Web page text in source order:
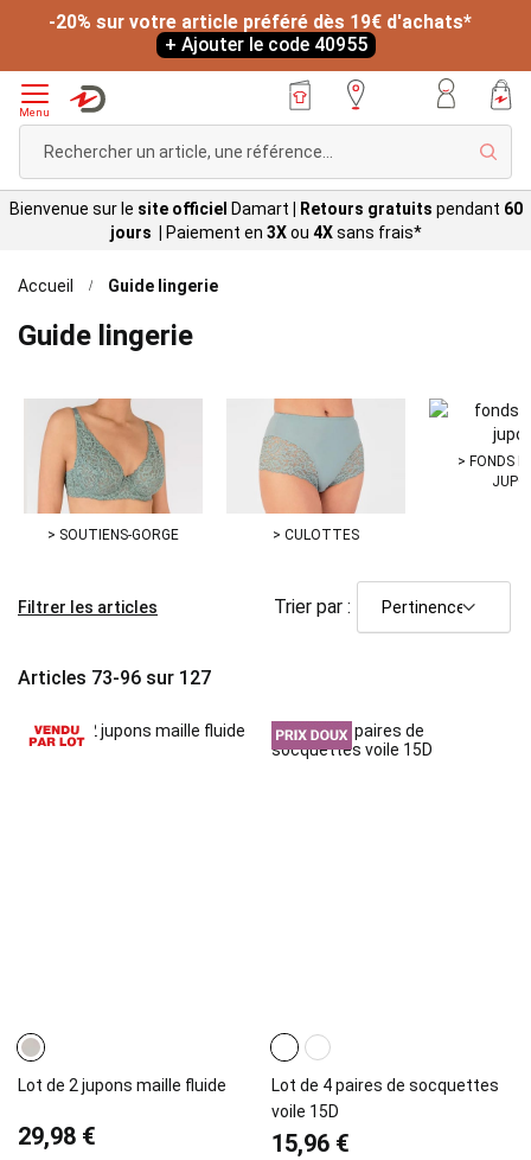
-20% sur votre article préféré dès 19€ d'achats*
+ Ajouter le code 40955
Menu
Bienvenue sur le site officiel Damart Retours gratuits pendant 60
jours |
Paiement en 3Xou 4Xsans frais*
Accueil Guide lingerie
Guide lingerie
> SOUTIENS-GORGE > CULOTTES
> FONDS
Articles 73-96 sur 127
Trier par :
Lot de 2 jupons maille fluide
29,98 €
Lot de 4 paires de socquettes
voile 15D
15,96 €
Filtrer les articles